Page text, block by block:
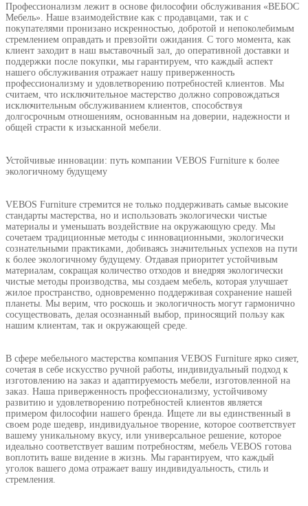
Профессионализм лежит в основе философии обслуживания «ВЕБОС
Мебель». Наше взаимодействие как с продавцами, так и с
покупателями пронизано искренностью, добротой и непоколебимым
стремлением оправдать и превзойти ожидания. С того момента, как
клиент заходит в наш выставочный зал, до оперативной доставки и
поддержки после покупки, мы гарантируем, что каждый аспект
нашего обслуживания отражает нашу приверженность
профессионализму и удовлетворению потребностей клиентов. Мы
считаем, что исключительное мастерство должно сопровождаться
исключительным обслуживанием клиентов, способствуя
долгосрочным отношениям, основанным на доверии, надежности и
общей страсти к изысканной мебели.
Устойчивые инновации: путь компании VEBOS Furniture к более
экологичному будущему
VEBOS Furniture стремится не только поддерживать самые высокие
стандарты мастерства, но и использовать экологически чистые
материалы и уменьшать воздействие на окружающую среду. Мы
сочетаем традиционные методы с инновационными, экологически
сознательными практиками, добиваясь значительных успехов на пути
к более экологичному будущему. Отдавая приоритет устойчивым
материалам, сокращая количество отходов и внедряя экологически
чистые методы производства, мы создаем мебель, которая улучшает
жилое пространство, одновременно поддерживая сохранение нашей
планеты. Мы верим, что роскошь и экологичность могут гармонично
сосуществовать, делая осознанный выбор, приносящий пользу как
нашим клиентам, так и окружающей среде.
В сфере мебельного мастерства компания VEBOS Furniture ярко сияет,
сочетая в себе искусство ручной работы, индивидуальный подход к
изготовлению на заказ и адаптируемость мебели, изготовленной на
заказ. Наша приверженность профессионализму, устойчивому
развитию и удовлетворению потребностей клиентов является
примером философии нашего бренда. Ищете ли вы единственный в
своем роде шедевр, индивидуальное творение, которое соответствует
вашему уникальному вкусу, или универсальное решение, которое
идеально соответствует вашим потребностям, мебель VEBOS готова
воплотить ваше видение в жизнь. Мы гарантируем, что каждый
уголок вашего дома отражает вашу индивидуальность, стиль и
стремления.